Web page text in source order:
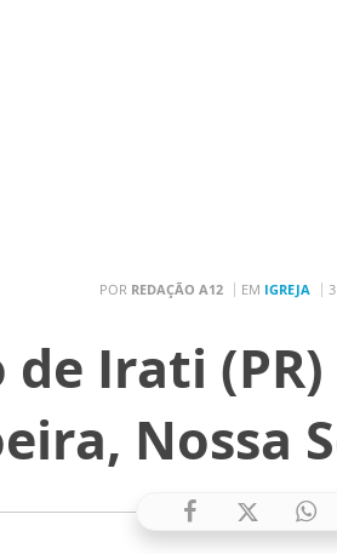
POR REDAÇÃO A12 EM IGREJA
Irati (PR)
Nossa